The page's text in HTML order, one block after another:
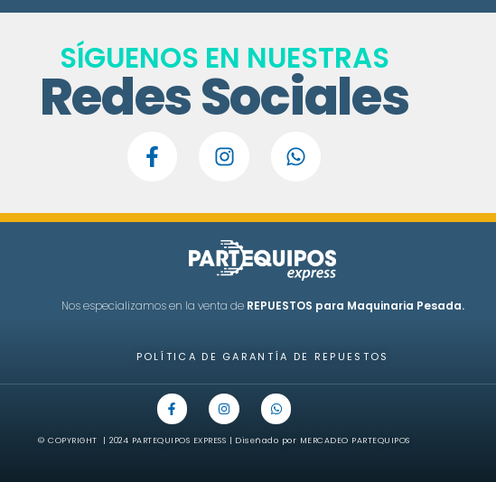
SÍGUENOS EN NUESTRAS
Redes Sociales
Nos especializamos en la venta de REPUESTOS para Maquinaria Pesada.
POLÍTICA DE GARANTÍA DE REPUESTOS
© COPYRIGHT | 2024 PARTEQUIPOS EXPRESS | Diseñado por MERCADEO PARTEQUIPOS